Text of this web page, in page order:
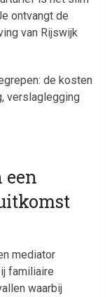
ontvangt de
van Rijswijk
de kosten
verslaglegging
mediator
familiaire
waarbij